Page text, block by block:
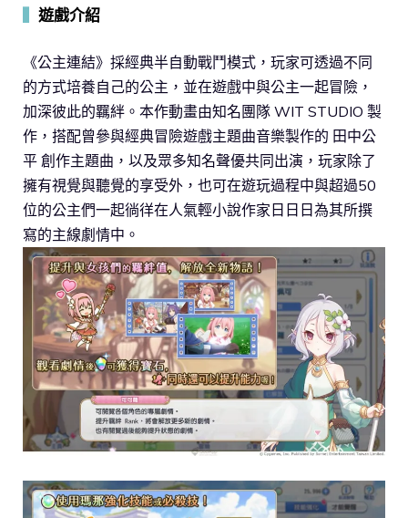
遊戲介紹
《公主連結》採經典半自動戰鬥模式，玩家可透過不同
的方式培養自己的公主，並在遊戲中與公主一起冒險，
加深彼此的羈絆。本作動畫由知名團隊 WIT STUDIO 製
作，搭配曾參與經典冒險遊戲主題曲音樂製作的 田中公
平 創作主題曲，以及眾多知名聲優共同出演，玩家除了
擁有視覺與聽覺的享受外，也可在遊玩過程中與超過50
位的公主們一起徜徉在人氣輕小說作家日日日為其所撰
寫的主線劇情中。